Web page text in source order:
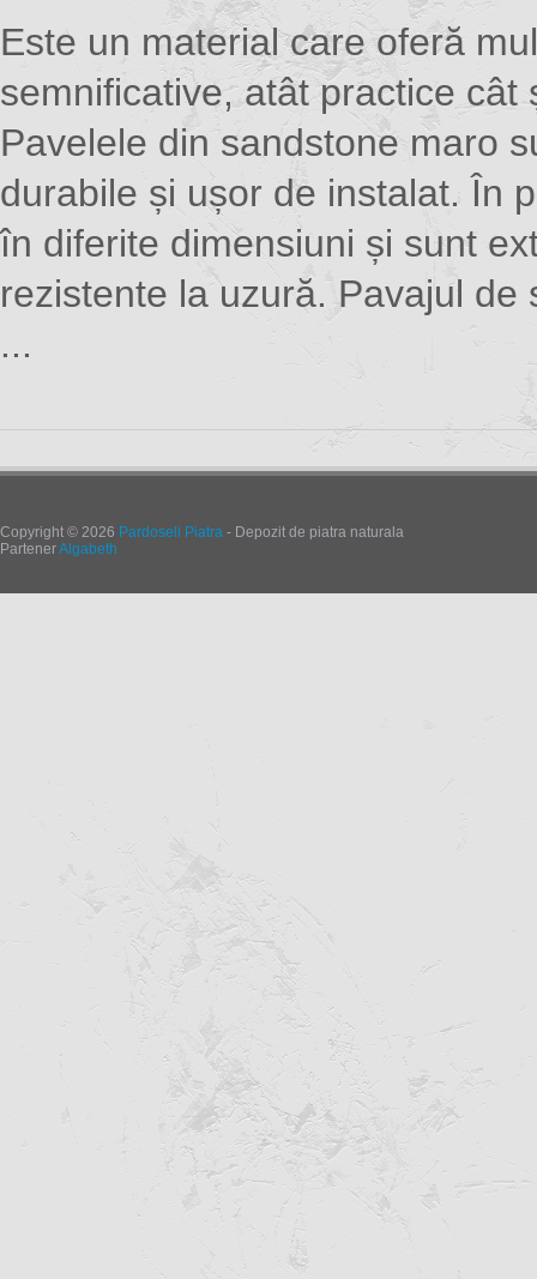
Este un material care oferă
semnificative, atât practice cât
Pavelele din sandstone maro
durabile și ușor de instalat. În
în diferite dimensiuni și sunt
rezistente la uzură. Pavajul de
...
Copyright © 2026 Pardoseli Piatra - Depozit de piatra naturala
PartenerAlgabeth